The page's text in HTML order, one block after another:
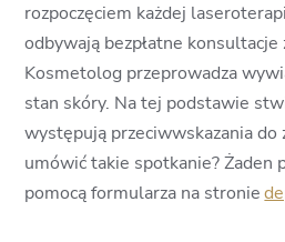
rozpoczęciem każdej
odbywają bezpłatne
Kosmetolog przeprowadza
stan skóry. Na tej podstawie
występują przeciwwskazania do
umówić takie spotkanie? Żaden
pomocą formularza na stronie